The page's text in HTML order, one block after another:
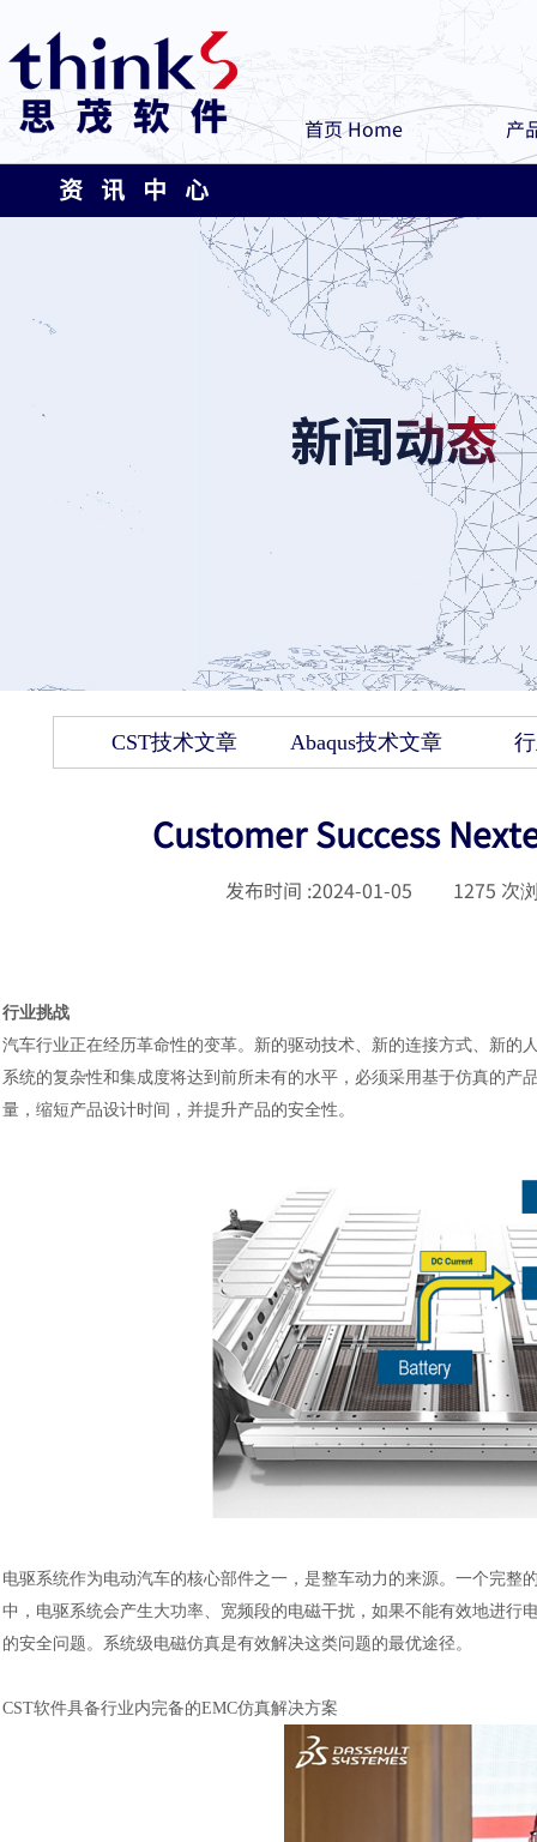
首页 Home 产
资 讯 中 心
CST技术文章 Abaqus技术文章
Customer Success
发布时间 :2024-01-05 1275 次
行业挑战
汽车行业正在经历革命性的变革。新的驱动技术、新的连接方式、新
系统的复杂性和集成度将达到前所未有的水平，必须采用基于仿真的
量，缩短产品设计时间，并提升产品的安全性。
电驱系统作为电动汽车的核心部件之一，是整车动力的来源。一个完
中，电驱系统会产生大功率、宽频段的电磁干扰，如果不能有效地进
的安全问题。系统级电磁仿真是有效解决这类问题的最优途径。
CST软件具备行业内完备的EMC仿真解决方案